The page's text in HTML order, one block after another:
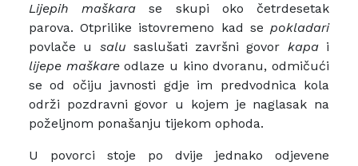
Lijepih maškarase skupi oko četrdesetak
parova. Otprilike istovremeno kad se pokladari
povlače u salu saslušati završni govor kapa i
lijepe maškareodlaze u kino dvoranu, odmičući
se od očiju javnosti gdje im predvodnica kola
održi pozdravni govor u kojem je naglasak na
poželjnom ponašanju tijekom ophoda.
U povorci stoje po dvije jednako odjevene